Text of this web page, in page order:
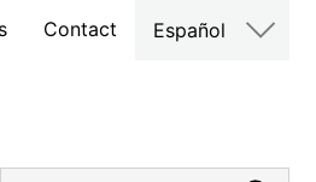
Contact Español